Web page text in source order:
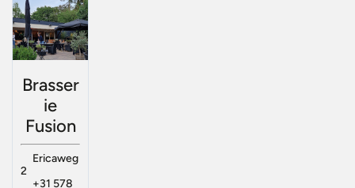
Brasser
ie
Fusion
Ericaweg
2
+31 578